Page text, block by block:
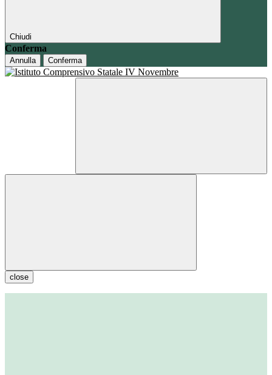
Chiudi
Conferma
Annulla Conferma
close